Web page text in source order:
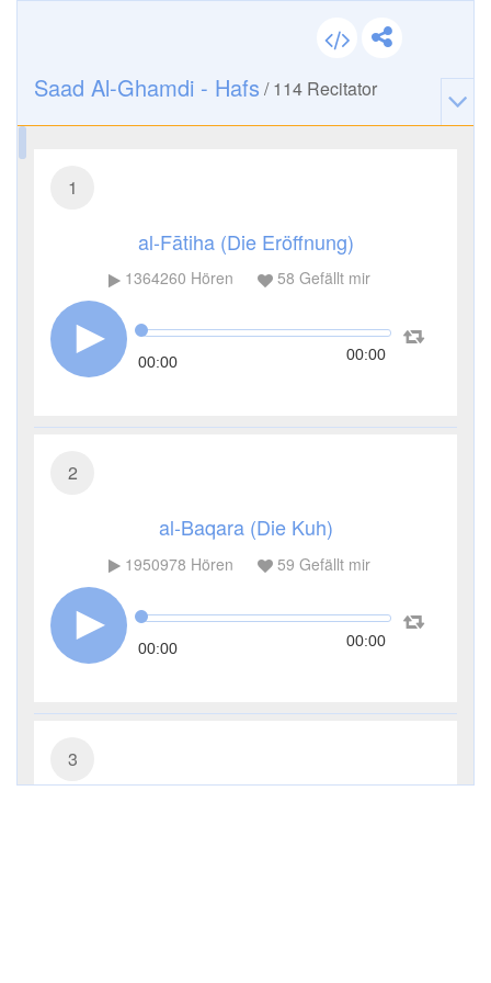
Saad Al-Ghamdi - Hafs /114 Recitator
1
al-Fātiha (Die Eröffnung)
1364260 Hören 58 Gefällt mir
00:00 00:00
2
al-Baqara (Die Kuh)
1950978 Hören 59 Gefällt mir
00:00 00:00
3